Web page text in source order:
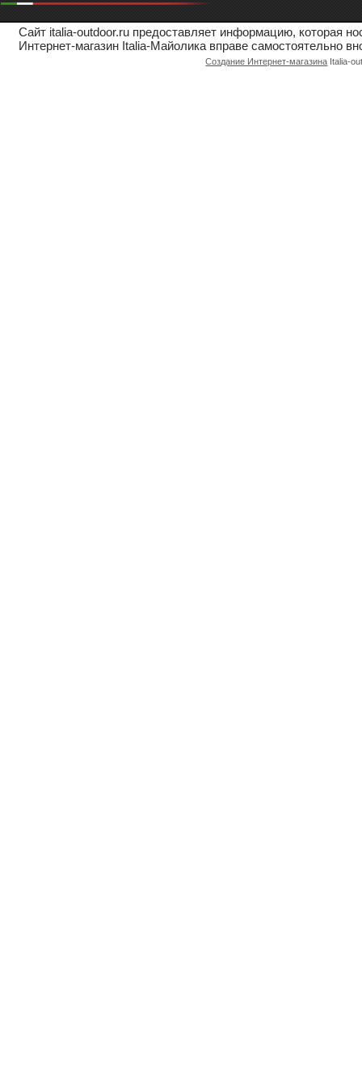
Сайт italia-outdoor.ru предоставляет информацию, которая
Интернет-магазин Italia-Майолика вправе самостоятельно
Создание Интернет-магазина Italia-